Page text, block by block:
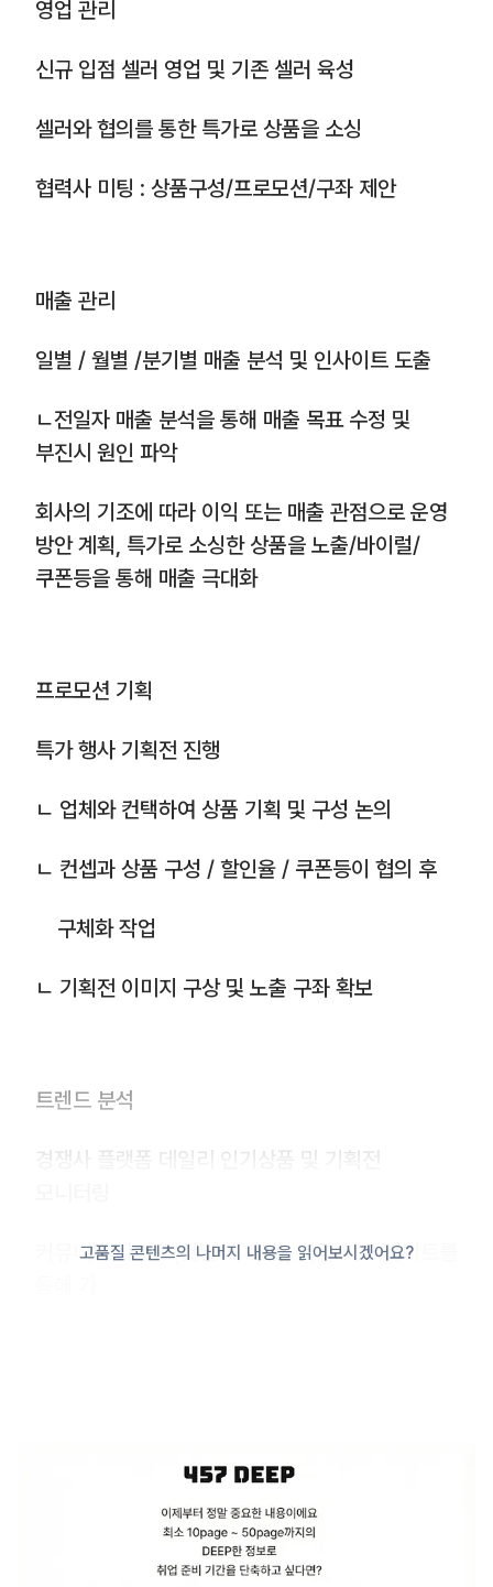
영업 관리
신규 입점 셀러 영업 및 기존 셀러 육성
셀러와 협의를 통한 특가로 상품을 소싱
협력사 미팅 : 상품구성/프로모션/구좌 제안
매출 관리
일별 / 월별 /분기별 매출 분석 및 인사이트 도출
ㄴ전일자 매출 분석을 통해 매출 목표 수정 및
부진시 원인 파악
회사의 기조에 따라 이익 또는 매출 관점으로 운영
방안 계획, 특가로 소싱한 상품을 노출/바이럴/
쿠폰등을 통해 매출 극대화
프로모션 기획
특가 행사 기획전 진행
ㄴ 업체와 컨택하여 상품 기획 및 구성 논의
ㄴ 컨셉과 상품 구성 / 할인율 / 쿠폰등이 협의 후
구체화 작업
ㄴ 기획전 이미지 구상 및 노출 구좌 확보
트렌드 분석
경쟁사 플랫폼 데일리 인기상품 및 기획전
커뮤니티 사이트(핫딜 게시판), 가격 비교 사이트를
고품질 콘텐츠의 나머지 내용을 읽어보시겠어요?